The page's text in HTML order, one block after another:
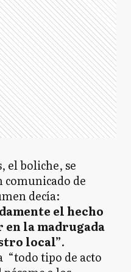
el boliche, se
comunicado de
decía:
el hecho
la madrugada
local”.
“todo tipo de acto